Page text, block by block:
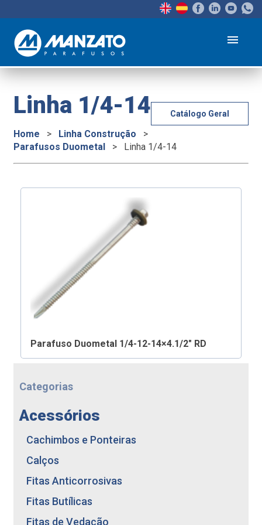
menu
Catálogo Geral
Linha 1/4-14
Home > Linha Construção
>
Parafusos Duometal
> Linha 1/4-14
Parafuso Duometal 1/4-12-14×4.1/2″ RD
Categorias
Acessórios
Cachimbos e Ponteiras
Calços
Fitas Anticorrosivas
Fitas Butílicas
Fitas de Vedação